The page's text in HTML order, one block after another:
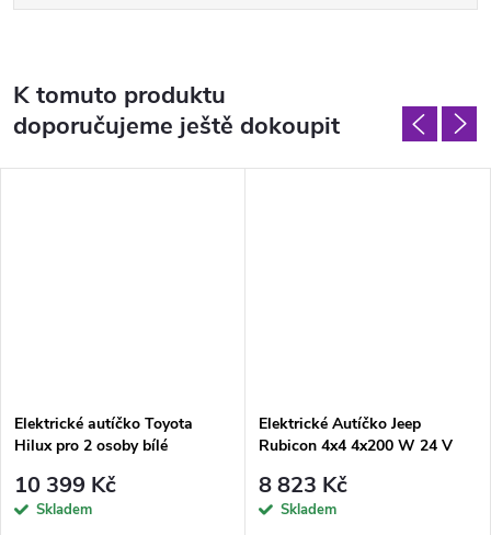
K tomuto produktu
doporučujeme ještě dokoupit
Elektrické autíčko Toyota
Hilux pro 2 osoby bílé
10 399 Kč
Skladem
Elektrické Autíčko Jeep
Rubicon 4x4 4x200 W 24 V
8 823 Kč
Skladem